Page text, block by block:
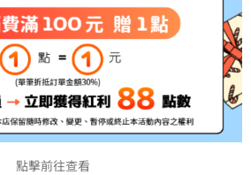
點擊前往查看